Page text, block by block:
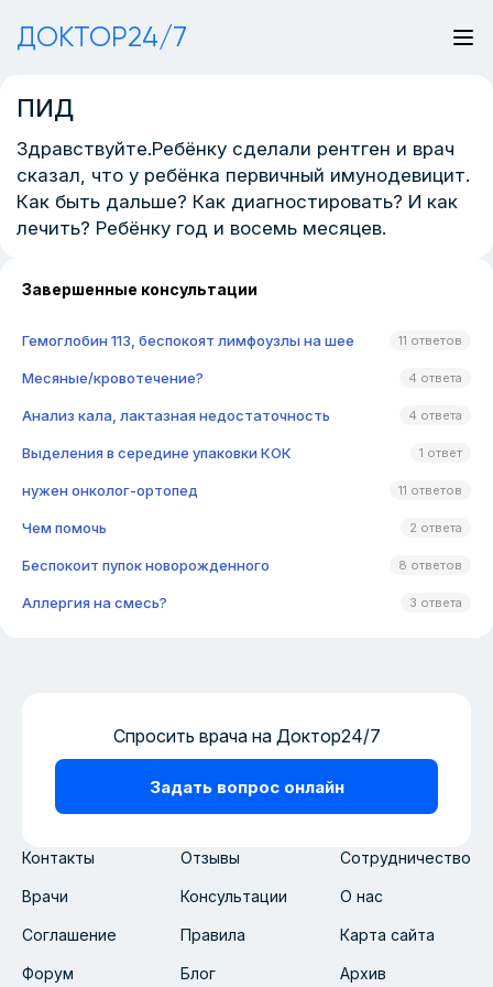
ДОКТОР24/7
ПИД
Здравствуйте.Ребёнку сделали рентген и врач
сказал, что у ребёнка первичный имунодевицит.
Как быть дальше? Как диагностировать? И как
лечить? Ребёнку год и восемь месяцев.
Завершенные консультации
Гемоглобин 113, беспокоят лимфоузлы на шее 11 ответов
Месяные/кровотечение? 4 ответа
Анализ кала, лактазная недостаточность 4 ответа
Выделения в середине упаковки КОК 1 ответ
нужен онколог-ортопед 11 ответов
Чем помочь 2 ответа
Беспокоит пупок новорожденного 8 ответов
Аллергия на смесь? 3 ответа
Контакты Отзывы Сотрудничество
Врачи Консультации О нас
Соглашение Правила Карта сайта
Форум Блог Архив
Спросить врача на Доктор24/7
Задать вопрос онлайн